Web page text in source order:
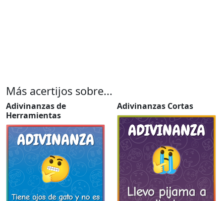
Más acertijos sobre...
Adivinanzas de
Herramientas
Adivinanzas Cortas